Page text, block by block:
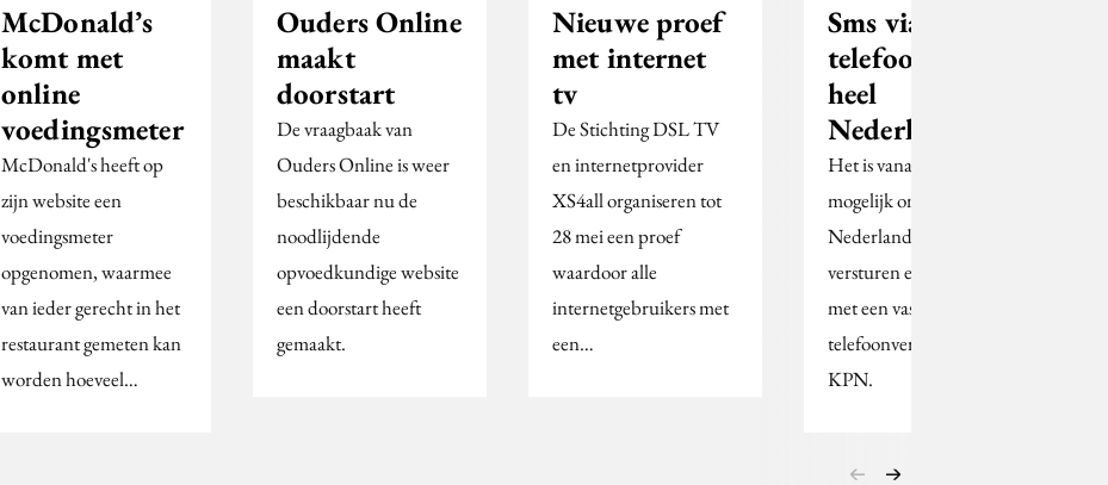
McDonald’s
komt met
online
voedingsmeter
McDonald's heeft op
zijn website een
voedingsmeter
opgenomen, waarmee
van ieder gerecht in het
restaurant gemeten kan
worden hoeveel…
Ouders Online
maakt
doorstart
De vraagbaak van
Ouders Online is weer
beschikbaar nu de
noodlijdende
opvoedkundige website
een doorstart heeft
gemaakt.
Nieuwe proef
met internet
tv
De Stichting DSL TV
en internetprovider
XS4all organiseren tot
28 mei een proef
waardoor alle
internetgebruikers met
een…
Sms via vaste
telefoon in
heel
Nederland
Het is vanaf vandaag
mogelijk om in heel
Nederland sms te
versturen en ontvangen
met een vaste
telefoonverbinding van
KPN.